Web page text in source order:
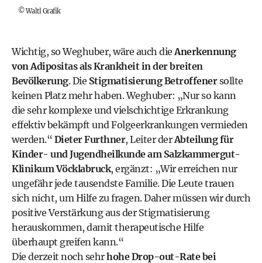
©Waltl Grafik
Wichtig, so Weghuber, wäre auch die Anerkennung
von Adipositas als Krankheit in der breiten
Bevölkerung. Die Stigmatisierung Betroffenersollte
keinen Platz mehr haben. Weghuber: „Nur so kann
die sehr komplexe und vielschichtige Erkrankung
effektiv bekämpft und Folgeerkrankungen vermieden
werden.“ Dieter Furthner, Leiter derAbteilung für
Kinder- und Jugendheilkunde am Salzkammergut-
Klinikum Vöcklabruck, ergänzt: „Wir erreichen nur
ungefähr jede tausendste Familie. Die Leute trauen
sich nicht, um Hilfe zu fragen. Daher müssen wir durch
positive Verstärkung aus der Stigmatisierung
herauskommen, damit therapeutische Hilfe
überhaupt greifen kann.“
Die derzeit noch sehrhohe Drop-out-Rate bei